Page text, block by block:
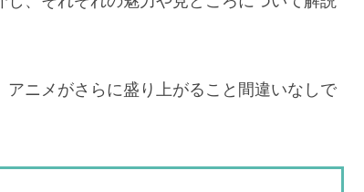
ニメがさらに盛り上がること間違いなしで